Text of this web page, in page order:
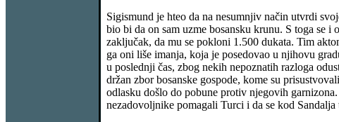
Sigismund je hteo da na nesumnjiv način utvrdi
bio bi da on sam uzme bosansku krunu. S toga se
zaključak, da mu se pokloni 1.500 dukata. Tim
ga oni liše imanja, koja je posedovao u njihovu
u poslednji čas, zbog nekih nepoznatih razloga
držan zbor bosanske gospode, kome su
odlasku došlo do pobune protiv njegovih
nezadovoljnike pomagali Turci i da se kod